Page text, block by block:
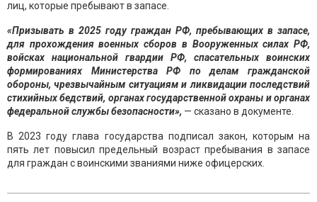
лиц, которые пребывают в запасе.
«Призывать в 2025 году граждан РФ, пребывающих в запасе,
для прохождения военных сборов в Вооруженных силах РФ,
войсках национальной гвардии РФ, спасательных воинских
формированиях Министерства РФ по делам гражданской
обороны, чрезвычайным ситуациям и ликвидации последствий
стихийных бедствий, органах государственной охраны и органах
федеральной службы безопасности», — сказано в документе.
В 2023 году глава государства подписал закон, которым на
пять лет повысил предельный возраст пребывания в запасе
для граждан с воинскими званиями ниже офицерских.